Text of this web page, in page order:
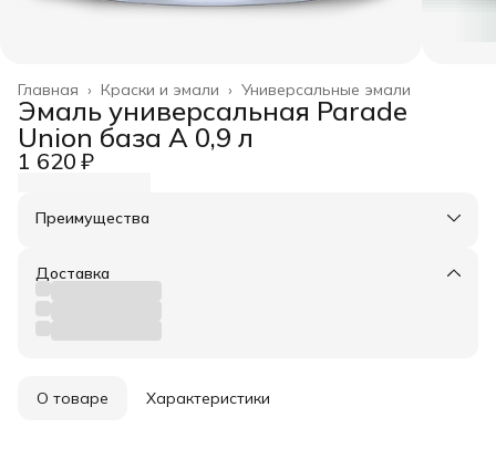
Универсальные эмали
Краски и эмали ›
Главная ›
Эмаль универсальная Parade
Union база А 0,9 л
1 620 ₽
Преимущества
Удобный возврат
Доставка
О товаре Характеристики